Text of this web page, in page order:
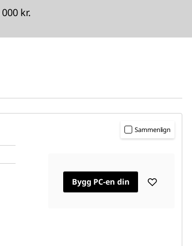
kr.
Sammenlign
Bygg PC-en din